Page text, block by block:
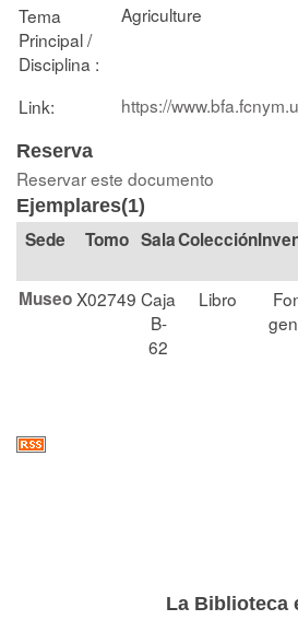
Tema
Principal /
Disciplina :
Agriculture
Link: https://
Reserva
Reservar este documento
Ejemplares(1)
Tomo SalaColección
MuseoX02749 Caja
B-
62
Libro
La Biblioteca